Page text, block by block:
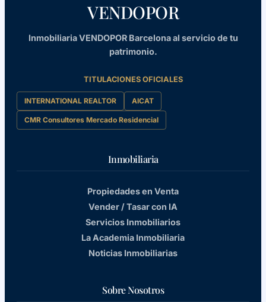
VENDOPOR
Inmobiliaria VENDOPOR Barcelona al servicio de tu
patrimonio.
TITULACIONES OFICIALES
INTERNATIONAL REALTOR AICAT
CMR Consultores Mercado Residencial
Inmobiliaria
Propiedades en Venta
Vender / Tasar con IA
Servicios Inmobiliarios
La Academia Inmobiliaria
Noticias Inmobiliarias
Sobre Nosotros